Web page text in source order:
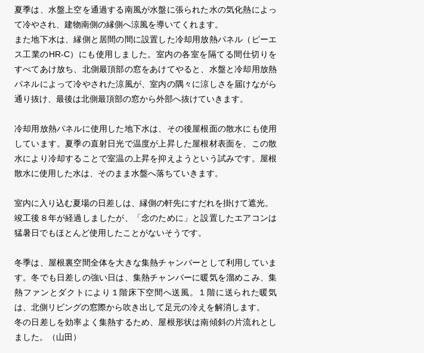
夏季は、水盤上空を通過する南風が水盤に張られた水の気化熱によっ
て冷やされ、建物南側の縁側へ涼風を導いてくれます。
また地下水は、縁側と居間の間に設置した冷却用放熱パネル（ピーエ
ス工業のHR-C）にも使用しました。室内の各室を隔てる間仕切りを
すべてあけ放ち、北側最頂部の窓をあけてやると、水盤と冷却用放熱
パネルによって冷やされた涼風が、室内の隅々に涼しさを届けながら
通り抜け、最後は北側最頂部の窓から外部へ抜けていきます。
冷却用放熱パネルに使用した地下水は、その後屋根面の散水にも使用
しています。夏季の直射日光で温度が上昇した屋根材表面を、この散
水により冷却することで室温の上昇を抑えようという試みです。屋根
散水に使用した水は、そのまま水盤へ落ちていきます。
室内に入り込む夏場の日差しは、縁側の軒先にすだれを掛けて遮光。
竣工後８年が経過しましたが、「念のために」と設置したエアコンは
猛暑日でもほとんど使用したことがないそうです。
冬季は、屋根裏空間全体を大きな集熱チャンバーとして利用していま
す。冬でも日差しの強い日は、集熱チャンバーに暖気を溜めこみ、集
熱ファンとダクトにより１階床下空間へ送風。１階に送られた暖気
は、北側リビングの窓際から吹き出して足元の冷えを解消します。
冬の日差しを効率よく集熱するため、屋根形状は南傾斜の片流れとし
ました。（山田）